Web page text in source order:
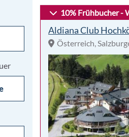
10% Frühbucher -
Aldiana Club
Österreich,